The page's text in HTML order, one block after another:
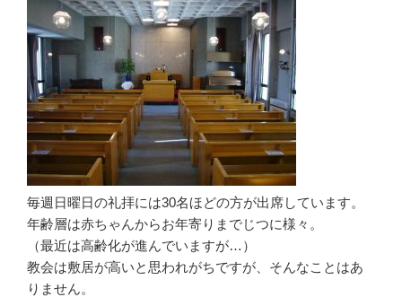
毎週日曜日の礼拝には30名ほどの方が出席しています。
年齢層は赤ちゃんからお年寄りまでじつに様々。
（最近は高齢化が進んでいますが…）
教会は敷居が高いと思われがちですが、そんなことはあ
りません。